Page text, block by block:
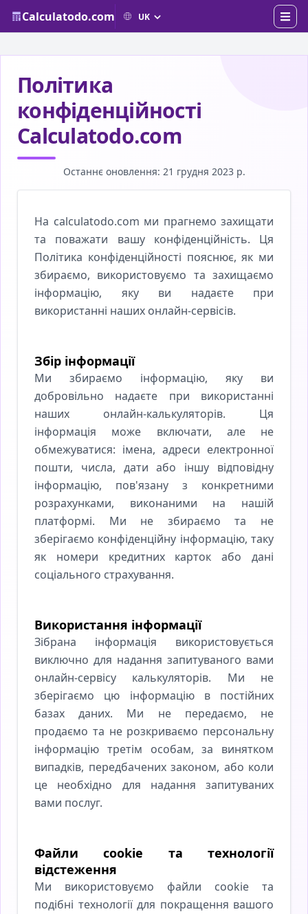
Calculatodo.com
Політика
конфіденційності
Calculatodo.com
Останнє оновлення: 21 грудня 2023 р.
На calculatodo.com ми прагнемо захищати
та поважати вашу конфіденційність. Ця
Політика конфіденційності пояснює, як ми
збираємо, використовуємо та захищаємо
інформацію, яку ви надаєте при
використанні наших онлайн-сервісів.
Збір інформації
Ми збираємо інформацію, яку ви
добровільно надаєте при використанні
наших онлайн-калькуляторів. Ця
інформація може включати, але не
обмежуватися: імена, адреси електронної
пошти, числа, дати або іншу відповідну
інформацію, пов'язану з конкретними
розрахунками, виконаними на нашій
платформі. Ми не збираємо та не
зберігаємо конфіденційну інформацію, таку
як номери кредитних карток або дані
соціального страхування.
Використання інформації
Зібрана інформація використовується
виключно для надання запитуваного вами
онлайн-сервісу калькуляторів. Ми не
зберігаємо цю інформацію в постійних
базах даних. Ми не передаємо, не
продаємо та не розкриваємо персональну
інформацію третім особам, за винятком
випадків, передбачених законом, або коли
це необхідно для надання запитуваних
вами послуг.
Файли cookie та технології
відстеження
Ми використовуємо файли cookie та
подібні технології для покращення вашого